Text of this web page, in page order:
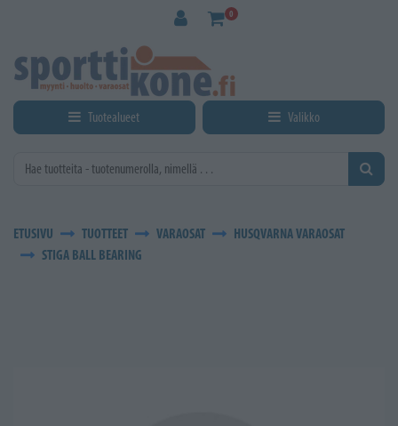
0
Tuotealueet Valikko
ETUSIVU TUOTTEET VARAOSAT
HUSQVARNA VARAOSAT
STIGA BALL BEARING